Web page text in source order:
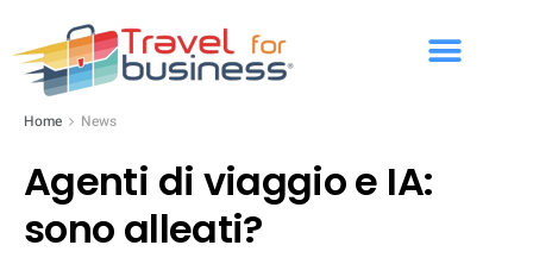
Home News
Agenti di viaggio e IA:
sono alleati?